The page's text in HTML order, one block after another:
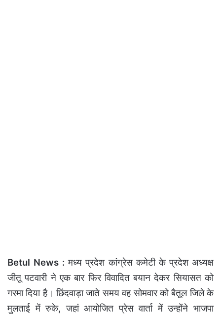
Betul News :मध्य प्रदेश कांग्रेस कमेटी के प्रदेश अध्यक्ष
जीतू पटवारी ने एक बार फिर विवादित बयान देकर सियासत को
गरमा दिया है। छिंदवाड़ा जाते समय वह सोमवार को बैतूल जिले के
मुलताई में रुके, जहां आयोजित प्रेस वार्ता में उन्होंने भाजपा